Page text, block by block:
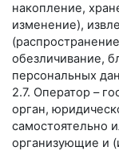
накопление,
изменение),
обезличивание,
персональных
2.7. Оператор –
орган,
самостоятельно
организующие и